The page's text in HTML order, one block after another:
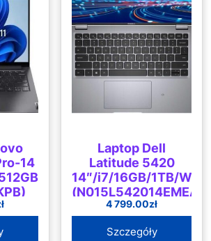
14
Win11
Laptop Dell
Latitude 5420
14″/i7/16GB/1TB/
4 799.00zł
Szczegóły